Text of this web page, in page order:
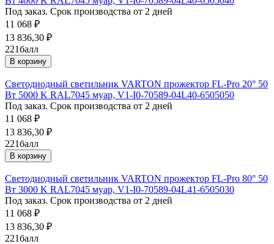
Под заказ. Срок производства от 2 дней
11 068 ₽
13 836,30 ₽
221балл
В корзину
Светодиодный светильник VARTON прожектор FL-Pro 20° 50
Вт 5000 K RAL7045 муар, V1-I0-70589-04L40-6505050
Под заказ. Срок производства от 2 дней
11 068 ₽
13 836,30 ₽
221балл
В корзину
Светодиодный светильник VARTON прожектор FL-Pro 80° 50
Вт 3000 K RAL7045 муар, V1-I0-70589-04L41-6505030
Под заказ. Срок производства от 2 дней
11 068 ₽
13 836,30 ₽
221балл